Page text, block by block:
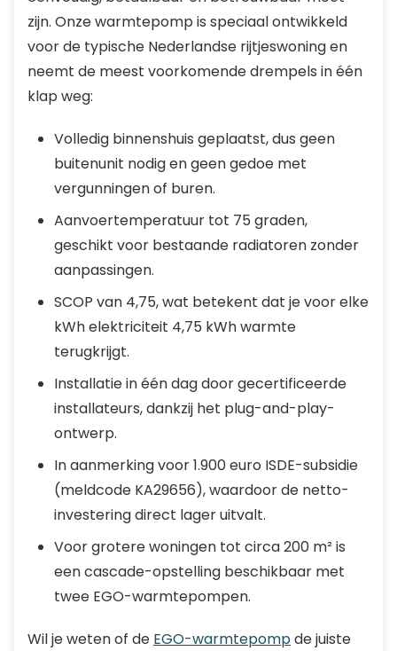
zijn. Onze warmtepomp is speciaal ontwikkeld
voor de typische Nederlandse rijtjeswoning en
neemt de meest voorkomende drempels in één
klap weg:
Volledig binnenshuis geplaatst, dus geen
buitenunit nodig en geen gedoe met
vergunningen of buren.
Aanvoertemperatuur tot 75 graden,
geschikt voor bestaande radiatoren zonder
aanpassingen.
SCOP van 4,75, wat betekent dat je voor elke
kWh elektriciteit 4,75 kWh warmte
terugkrijgt.
Installatie in één dag door gecertificeerde
installateurs, dankzij het plug-and-play-
ontwerp.
In aanmerking voor 1.900 euro ISDE-subsidie
(meldcode KA29656), waardoor de netto-
investering direct lager uitvalt.
Voor grotere woningen tot circa 200 m² is
een cascade-opstelling beschikbaar met
twee EGO-warmtepompen.
Wil je weten of de EGO-warmtepompde juiste